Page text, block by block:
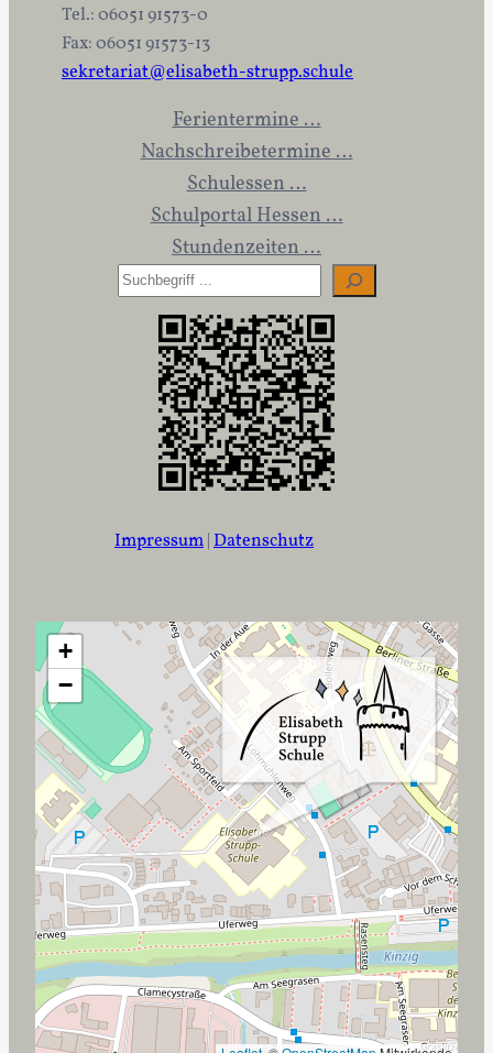
Tel.: 06051 91573-0
Fax: 06051 91573-13
sekretariat@elisabeth-strupp.schule
Ferientermine …
Nachschreibetermine …
Schulessen …
Schulportal Hessen …
Stundenzeiten …
S
u
Impressum|Datenschutz
+
−